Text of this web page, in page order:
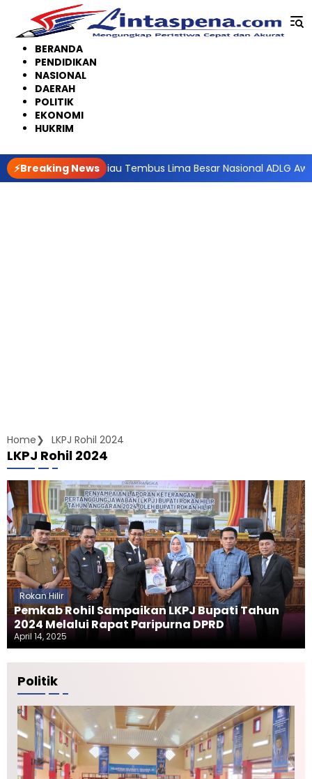
konten
BERANDA
PENDIDIKAN
NASIONAL
DAERAH
POLITIK
EKONOMI
HUKRIM
⚡Breaking News
Pemprov Riau Tembus Lima Besar Nasional ADLG Awards
Home LKPJ Rohil 2024
LKPJ Rohil 2024
Rokan Hilir
Pemkab Rohil Sampaikan LKPJ Bupati Tahun
2024 Melalui Rapat Paripurna DPRD
April 14, 2025
Politik